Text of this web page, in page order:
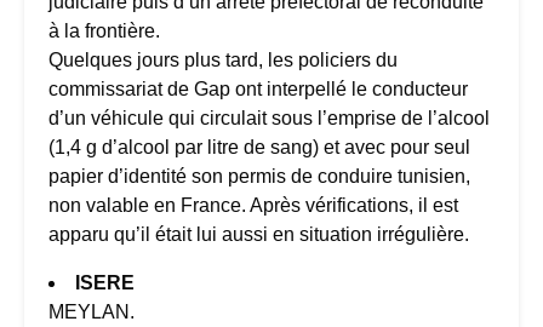
à la frontière.
Quelques jours plus tard, les policiers du
commissariat de Gap ont interpellé le conducteur
d’un véhicule qui circulait sous l’emprise de l’alcool
(1,4 g d’alcool par litre de sang) et avec pour seul
papier d’identité son permis de conduire tunisien,
non valable en France. Après vérifications, il est
apparu qu’il était lui aussi en situation irrégulière.
ISERE
MEYLAN.